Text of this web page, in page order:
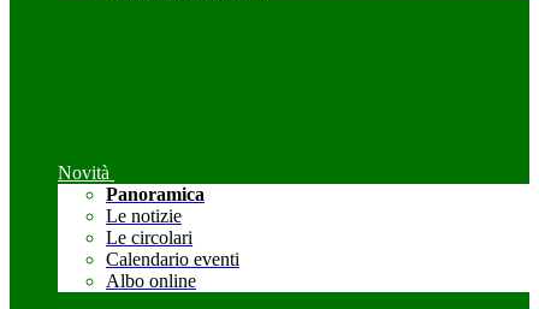
Novità
Panoramica
Le notizie
Le circolari
Calendario eventi
Albo online